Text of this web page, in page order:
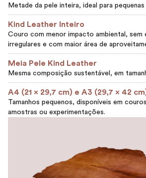
Metade da pele inteira, ideal para
Kind Leather Inteiro
Couro com menor impacto ambiental, sem
irregulares e com maior área de
Meia Pele Kind Leather
Mesma composição sustentável, em
A4 (21 x 29,7 cm) e A3 (29,7 x 42
Tamanhos pequenos, disponíveis em
amostras ou experimentações.